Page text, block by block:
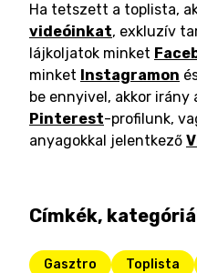
Ha tetszett a toplista,
videóinkat, exkluzív
lájkoljatok minket
minket Instagramon
be ennyivel, akkor
Pinterest-profilunk,
anyagokkal jelentkező
Címkék,
Gasztro Toplista